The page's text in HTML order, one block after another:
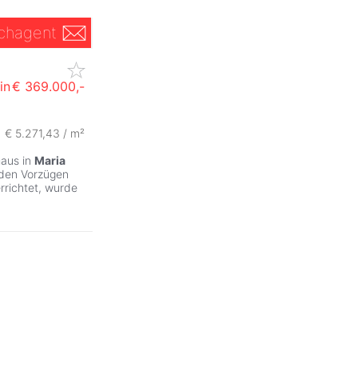
€ 369.000,-
€ 5.271,43 / m²
in Maria
Vorzügen
wurde